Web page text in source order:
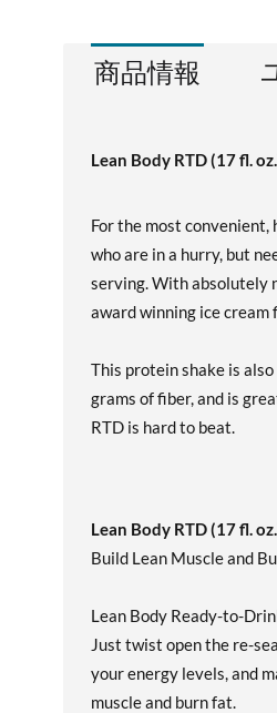
商品情報
Lean Body RTD (17 fl.
For the most
who are in a hurry, but
serving. With absolutely
award winning ice cream
This protein shake is
grams of fiber, and is
RTD is hard to beat.
Lean Body RTD (17 fl.
Build Lean Muscle and
Lean Body Ready-to-
Just twist open the re-
your energy levels, and
muscle and burn fat.